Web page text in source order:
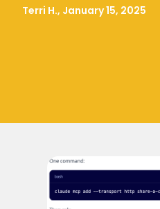
Terri H., January 15, 2025